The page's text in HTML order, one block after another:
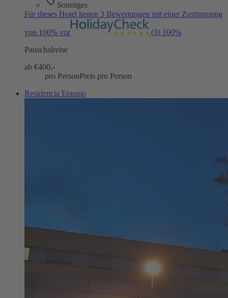
Sonstiges
Für dieses Hotel liegen 3 Bewertungen mit einer Zustimmung
von 100% vor (3) 100%
Pauschalreise
ab €400,-
pro PersonPreis pro Person
Residencia Erasmo